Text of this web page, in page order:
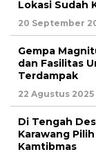
Lokasi Sudah
20 September
Gempa
dan Fasilitas
Terdampak
22 Agustus 2025
Di Tengah
Karawang
Kamtibmas